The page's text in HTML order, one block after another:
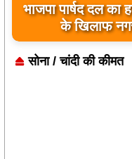
भाजपा पार्षद दल का
के खिलाफ
सोना / चांदी की कीमत